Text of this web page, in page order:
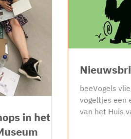
in het
beeVogels
vogeltjes een
van het Huis